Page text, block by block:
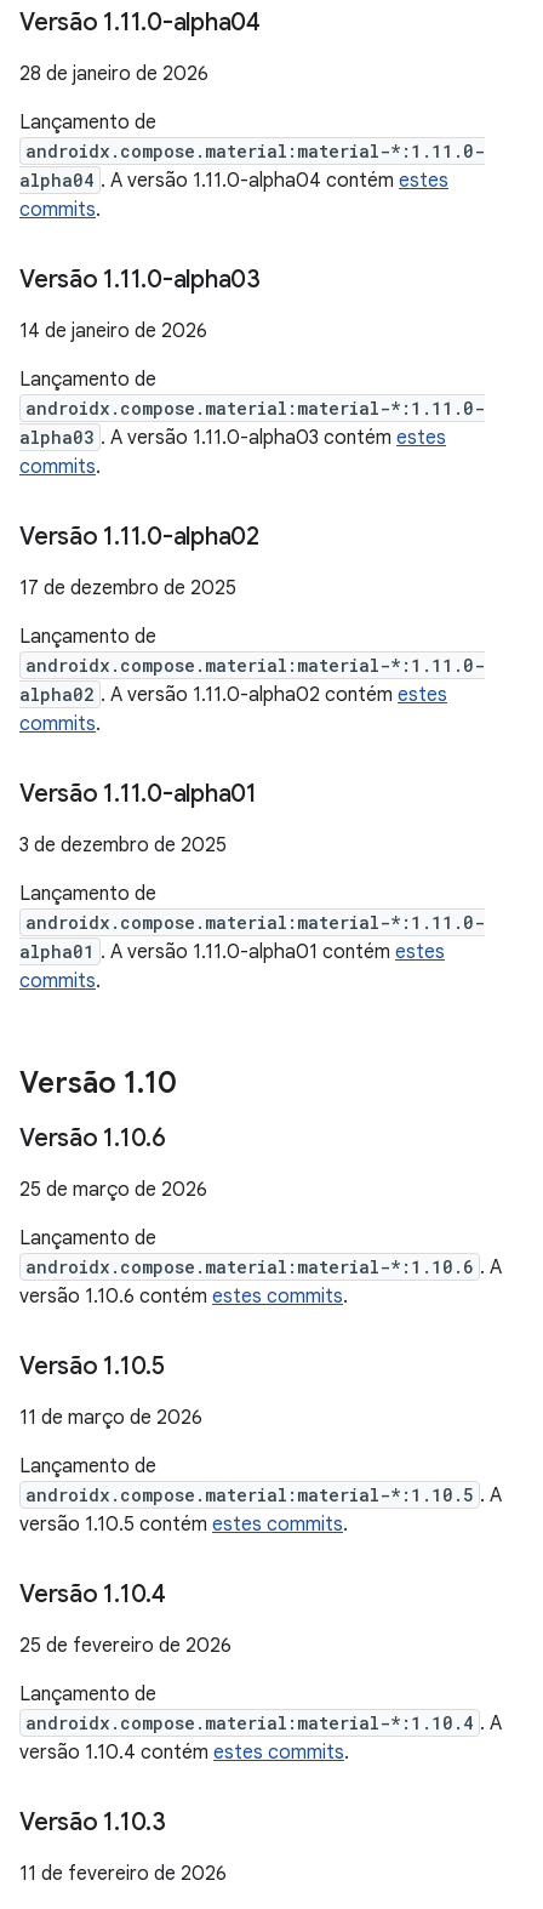
Versão 1.11.0-alpha04
28 de janeiro de 2026
Lançamento de
androidx.compose.material:material-*:1.11.0-
alpha04 . A versão 1.11.0-alpha04 contém estes
commits.
Versão 1.11.0-alpha03
14 de janeiro de 2026
Lançamento de
androidx.compose.material:material-*:1.11.0-
alpha03 . A versão 1.11.0-alpha03 contém estes
commits.
Versão 1.11.0-alpha02
17 de dezembro de 2025
Lançamento de
androidx.compose.material:material-*:1.11.0-
alpha02 . A versão 1.11.0-alpha02 contém estes
commits.
Versão 1.11.0-alpha01
3 de dezembro de 2025
Lançamento de
androidx.compose.material:material-*:1.11.0-
alpha01 . A versão 1.11.0-alpha01 contém estes
commits.
Versão 1.10
Versão 1.10.6
25 de março de 2026
Lançamento de
androidx.compose.material:material-*:1.10.6 . A
versão 1.10.6 contém estes commits.
Versão 1.10.5
11 de março de 2026
Lançamento de
androidx.compose.material:material-*:1.10.5 . A
versão 1.10.5 contém estes commits.
Versão 1.10.4
25 de fevereiro de 2026
Lançamento de
androidx.compose.material:material-*:1.10.4 . A
versão 1.10.4 contém estes commits.
Versão 1.10.3
11 de fevereiro de 2026